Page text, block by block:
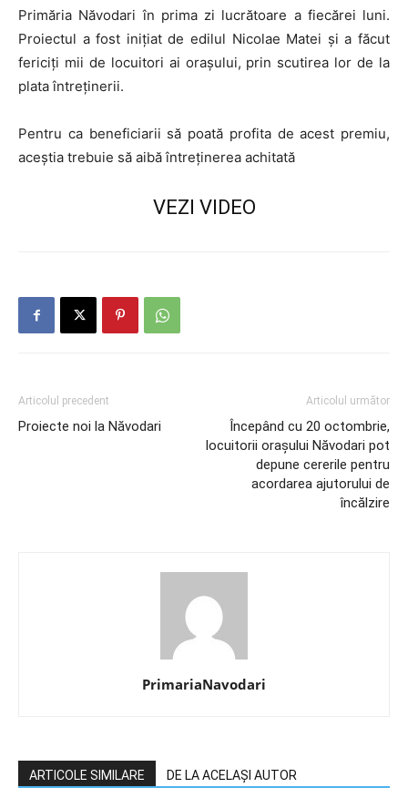
Primăria Năvodari în prima zi lucrătoare a fiecărei luni.
Proiectul a fost inițiat de edilul Nicolae Matei și a făcut
fericiți mii de locuitori ai orașului, prin scutirea lor de la
plata întreținerii.
Pentru ca beneficiarii să poată profita de acest premiu,
aceștia trebuie să aibă întreținerea achitată
VEZI VIDEO
Articolul precedent
Proiecte noi la Năvodari
Articolul următor
Începând cu 20 octombrie,
locuitorii orașului Năvodari pot
depune cererile pentru
acordarea ajutorului de
încălzire
PrimariaNavodari
ARTICOLE SIMILARE DE LA ACELAȘI AUTOR